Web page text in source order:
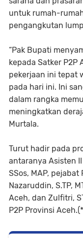
untuk rumah-
pengangkutan
“Pak Bupati
kepada Satker P2P
pekerjaan ini tepat
pada hari ini. Ini
dalam rangka
meningkatkan
Murtala.
Turut hadir pada
antaranya Asisten
SSos, MAP, pejabat
Nazaruddin, S.TP,
Aceh, dan Zulfitri,
P2P Provinsi